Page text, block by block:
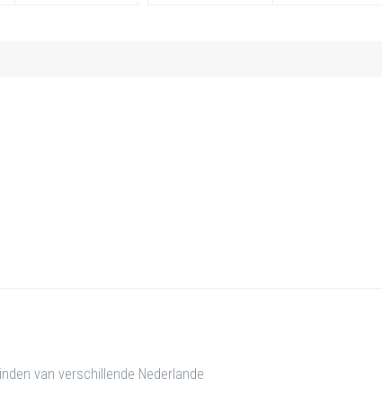
van verschillende Nederlande